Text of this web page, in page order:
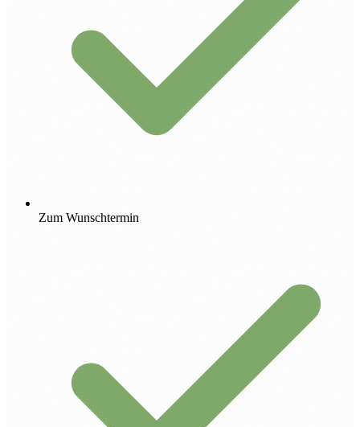
Zum Wunschtermin